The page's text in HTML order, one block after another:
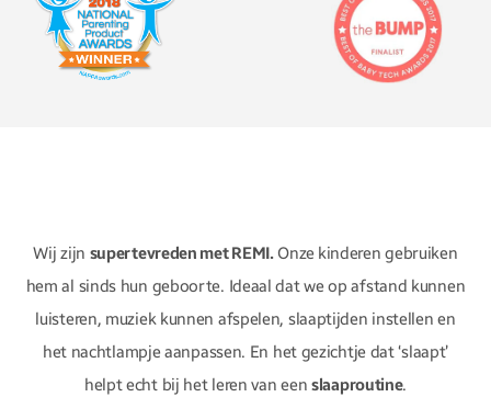
Wij zijn supertevreden met REMI.Onze kinderen gebruiken
hem al sinds hun geboorte. Ideaal dat we op afstand kunnen
luisteren, muziek kunnen afspelen, slaaptijden instellen en
het nachtlampje aanpassen. En het gezichtje dat ‘slaapt’
helpt echt bij het leren van een slaaproutine.